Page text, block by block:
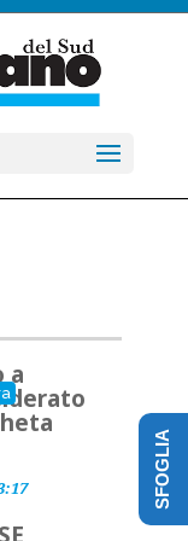
a
SFOGLIA